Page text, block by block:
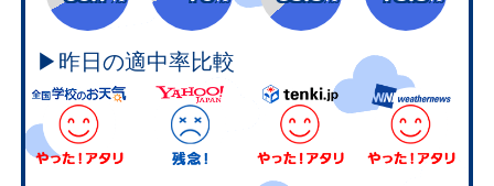
▶昨日の適中率比較